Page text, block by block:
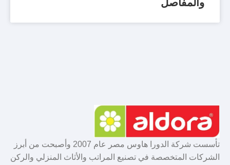
والمفاصل
تأسست شركة الدورا هاوس مصر عام 2007 وأصبحت من أبرز
الشركات المتخصصة في تصنيع المراتب والأثاث المنزلي والركن